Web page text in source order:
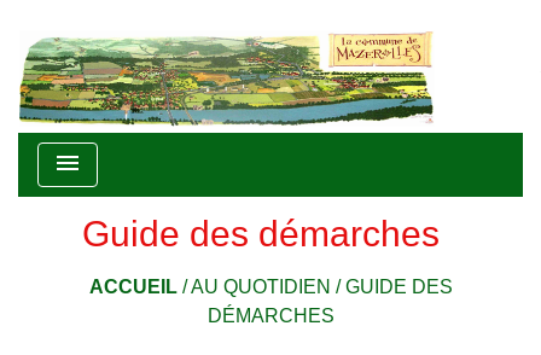
menu
Guide des démarches
ACCUEIL/AU QUOTIDIEN /GUIDE DES
DÉMARCHES